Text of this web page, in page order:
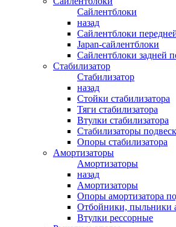
Сайлентблоки
назад
Сайлентблоки
Japan-сайлентблоки
Сайлентблоки задней
Стабилизатор
Стабилизатор
назад
Стойки стабилизатора
Тяги стабилизатора
Втулки стабилизатора
Стабилизаторы
Опоры стабилизатора
Амортизаторы
Амортизаторы
назад
Амортизаторы
Опоры амортизатора
Отбойники, пыльники
Втулки рессорные